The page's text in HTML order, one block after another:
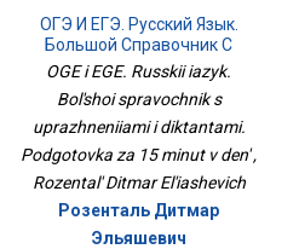
ОГЭ И ЕГЭ. Русский Язык.
Большой Справочник С
Упражнениями И
Диктантами. Подготовка За
15 Минут В День
OGE i EGE. Russkii iazyk.
Bol'shoi spravochnik s
uprazhneniiami i diktantami.
Podgotovka za 15 minut v den' ,
Rozental' Ditmar El'iashevich
Розенталь Дитмар
Эльяшевич